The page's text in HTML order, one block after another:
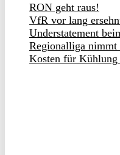
RON geht raus!
VfR vor lang
Understatement
Regionalliga nimmt
Kosten für Kühlung